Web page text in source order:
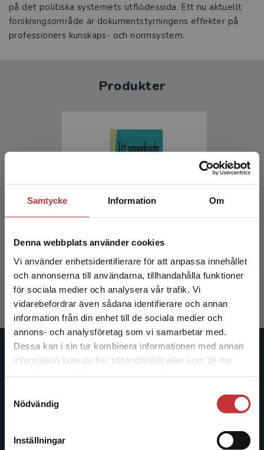
Samtycke Information Om
Denna webbplats använder cookies
Vi använder enhetsidentifierare för att anpassa innehållet
och annonserna till användarna, tillhandahålla funktioner
för sociala medier och analysera vår trafik. Vi
vidarebefordrar även sådana identifierare och annan
information från din enhet till de sociala medier och
annons- och analysföretag som vi samarbetar med.
Dessa kan i sin tur kombinera informationen med annan
information som du har tillhandahållit eller som de har
Nödvändig
Inställningar
Begränsad fraktregion
Det verkar som att du besöker
studentlitteratur.se via en enhet utanför Sverige.
Vi erbjuder inte leveranser utanför Sverige. För
att kunna slutföra ett köp måste
på det politiska systemets utflödessida. Ett nu aktuellt
forskningsområde är dokumentstyrningens effekter på
professioners kunskaps- och normsystem.
Produkter
Bergström, T - Eklund, N
339 krinkl. moms
Exkl. moms: 320 kr
Studentlitteratur
ledande utbildningsförlag. Med läromedel, kurslitteratur,
längs hela kunskapsresan.